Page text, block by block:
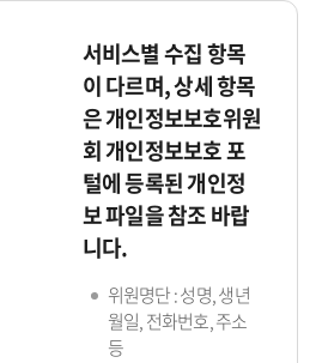
서비스별 수집 항목
이 다르며, 상세 항목
은 개인정보보호위원
회 개인정보보호 포
털에 등록된 개인정
보 파일을 참조 바랍
니다.
위원명단 : 성명, 생년
월일, 전화번호, 주소
등